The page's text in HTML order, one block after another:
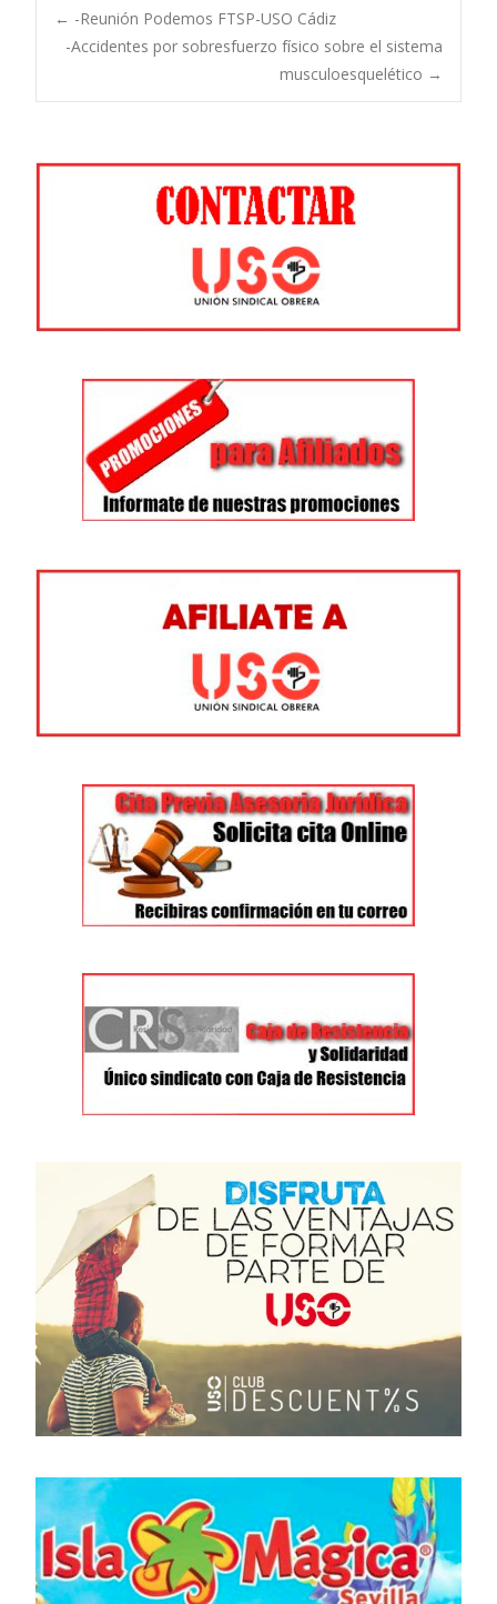
Navegación
de
entradas
← -Reunión Podemos FTSP-USO Cádiz
-Accidentes por sobresfuerzo físico sobre el sistema
musculoesquelético →